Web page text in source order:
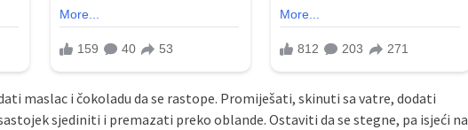
maslac i čokoladu da se rastope. Promiješati, skinuti sa vatre, dodati
sjediniti i premazati preko oblande. Ostaviti da se stegne, pa isjeći na